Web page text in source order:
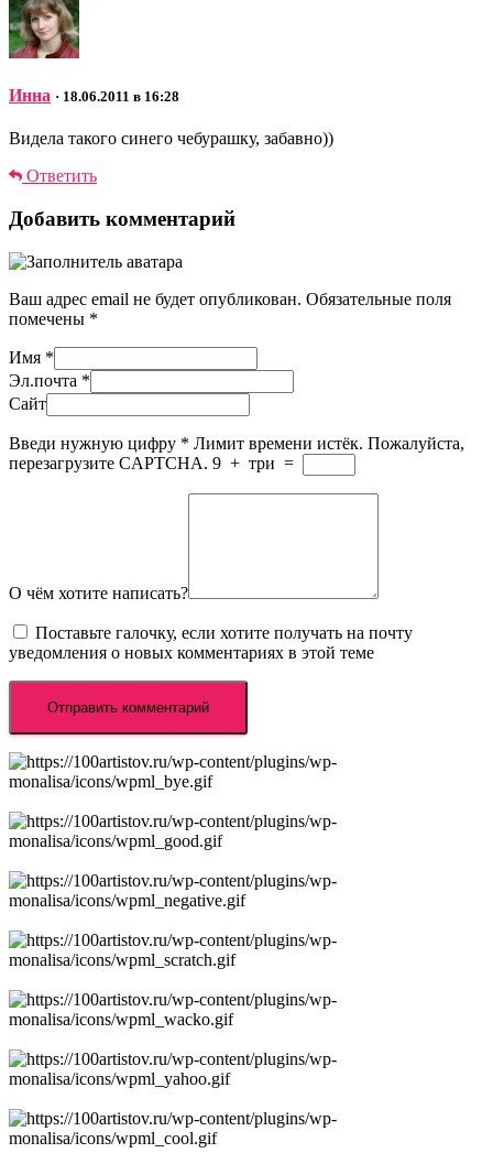
Инна · 18.06.2011 в 16:28
Видела такого синего чебурашку, забавно))
Ответить
Добавить комментарий
Ваш адрес email не будет опубликован. Обязательные поля
помечены *
Имя *
Эл.почта *
Сайт
Введи нужную цифру * Лимит времени истёк. Пожалуйста,
перезагрузите CAPTCHA. 9 + три =
О чём хотите написать?
Поставьте галочку, если хотите получать на почту
уведомления о новых комментариях в этой теме